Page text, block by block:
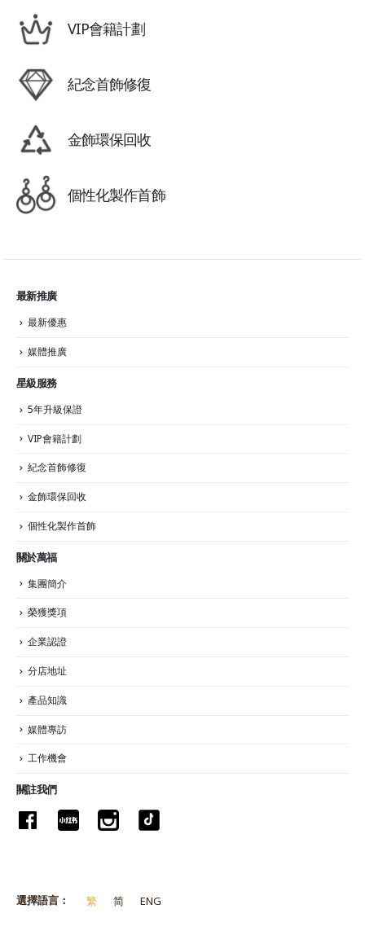
VIP會籍計劃
紀念首飾修復
金飾環保回收
個性化製作首飾
最新推廣
最新優惠
媒體推廣
星級服務
5年升級保證
VIP會籍計劃
紀念首飾修復
金飾環保回收
個性化製作首飾
關於萬福
集團簡介
榮獲獎項
企業認證
分店地址
產品知識
媒體專訪
工作機會
關註我們
選擇語言： 繁 简 ENG